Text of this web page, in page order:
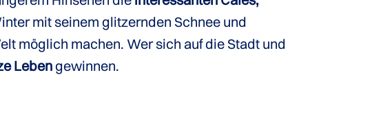
mit seinem glitzernden Schnee und
möglich machen. Wer sich auf die Stadt und
Lebengewinnen.